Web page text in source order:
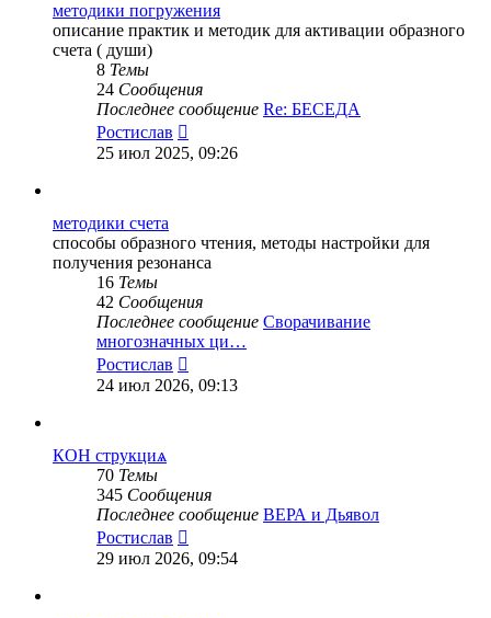
методики погружения
описание практик и методик для активации образного
счета ( души)
8 Темы
24 Сообщения
Последнее сообщение Re: БЕСЕДА
Ростислав
к
последнему
25 июл 2025, 09:26
методики счета
способы образного чтения, методы настройки для
получения резонанса
16 Темы
42 Сообщения
Последнее сообщение Сворачивание
многозначных ци…
Ростислав
к
последнему
24 июл 2026, 09:13
КОН струкциѧ
70 Темы
345 Сообщения
Последнее сообщение ВЕРА и Дьявол
Ростислав
к
последнему
29 июл 2026, 09:54